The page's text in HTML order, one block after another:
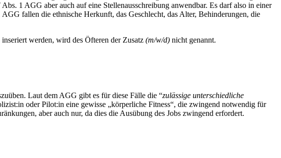
1 AGG aber auch auf eine Stellenausschreibung anwendbar. Es darf also in einer
fallen die ethnische Herkunft, das Geschlecht, das Alter, Behinderungen, die
werden, wird des Öfteren der Zusatz (m/w/d) nicht genannt.
Laut dem AGG gibt es für diese Fälle die “zulässige unterschiedliche
oder Pilot:in eine gewisse „körperliche Fitness“, die zwingend notwendig für
aber auch nur, da dies die Ausübung des Jobs zwingend erfordert.